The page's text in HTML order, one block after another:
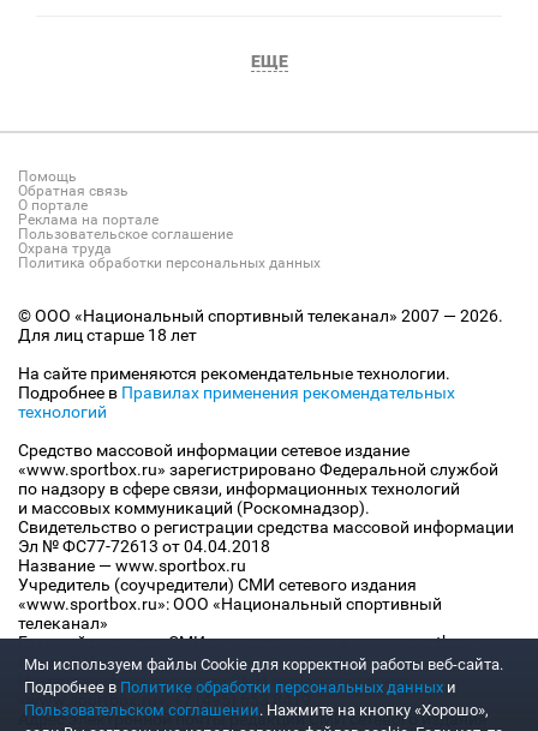
ЕЩЕ
Помощь
Обратная связь
О портале
Реклама на портале
Пользовательское соглашение
Охрана труда
Политика обработки персональных данных
© ООО «Национальный спортивный телеканал» 2007 — 2026.
Для лиц старше 18 лет
На сайте применяются рекомендательные технологии.
Подробнее в Правилах применения рекомендательных
технологий
Средство массовой информации сетевое издание
«www.sportbox.ru» зарегистрировано Федеральной службой
по надзору в сфере связи, информационных технологий
и массовых коммуникаций (Роскомнадзор).
Свидетельство о регистрации средства массовой информации
Эл № ФС77-72613 от 04.04.2018
Название — www.sportbox.ru
Учредитель (соучредители) СМИ сетевого издания
«www.sportbox.ru»: ООО «Национальный спортивный
телеканал»
Главный редактор СМИ сетевого издания «www.sportbox.ru»:
Конов В.А.
Номер телефона редакции СМИ сетевого издания
«www.sportbox.ru»: +7 (495) 653 8419
Адрес электронной почты редакции СМИ сетевого издания
Мы используем файлы Сookie для корректной работы веб-сайта.
Подробнее в Политике обработки персональных данных и
Пользовательском соглашении. Нажмите на кнопку «Хорошо»,